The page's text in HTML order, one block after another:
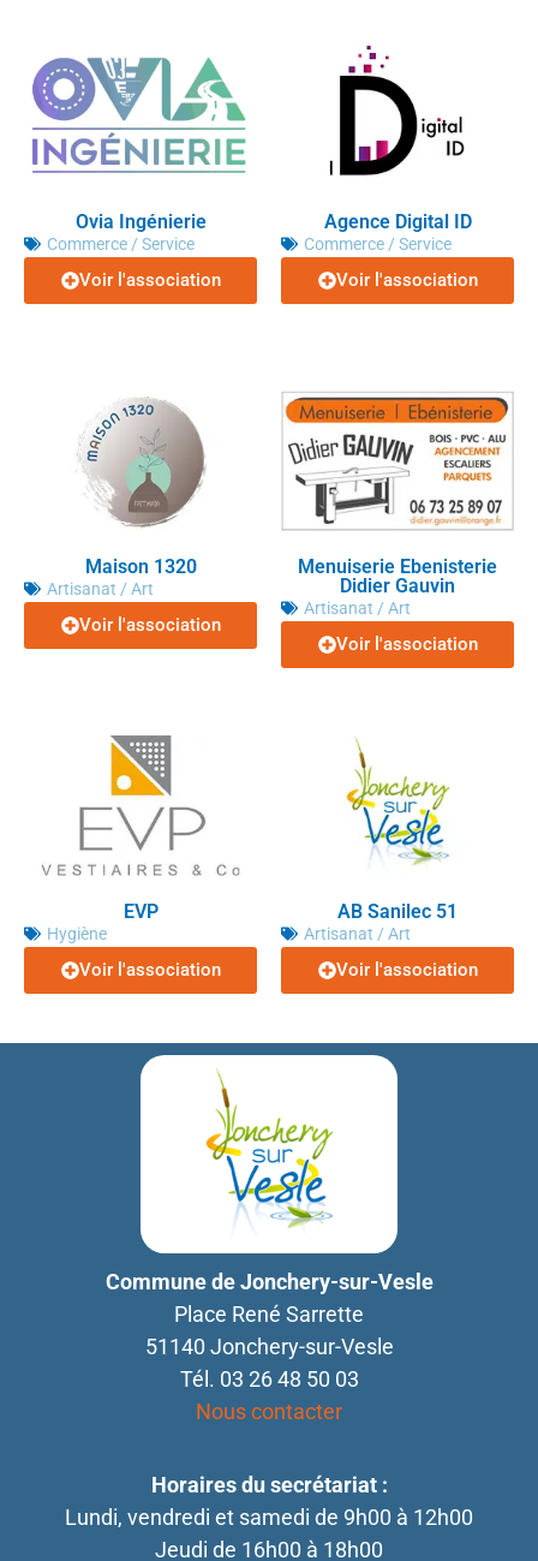
Ovia Ingénierie
Commerce / Service
Voir l'association
Agence Digital ID
Commerce / Service
Voir l'association
Maison 1320
Artisanat / Art
Voir l'association
Menuiserie Ebenisterie
Didier Gauvin
Artisanat / Art
Voir l'association
EVP
Hygiène
Voir l'association
AB Sanilec 51
Artisanat / Art
Voir l'association
Commune de Jonchery-sur-Vesle
Place René Sarrette
51140 Jonchery-sur-Vesle
Tél. 03 26 48 50 03
Nous contacter
Horaires du secrétariat :
Lundi, vendredi et samedi de 9h00 à 12h00
Jeudi de 16h00 à 18h00